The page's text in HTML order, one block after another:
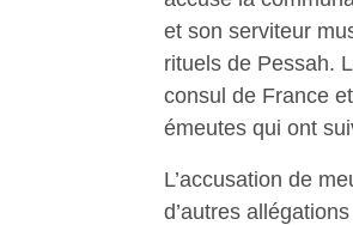
et son serviteur
rituels de Pessah.
consul de France
émeutes qui ont
L’accusation de
d’autres